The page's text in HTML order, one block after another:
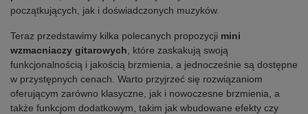
początkujących, jak i doświadczonych muzyków.
Teraz przedstawimy kilka polecanych propozycji mini
wzmacniaczy gitarowych , które zaskakują swoją
funkcjonalnością i jakością brzmienia, a jednocześnie są dostępne
w przystępnych cenach. Warto przyjrzeć się rozwiązaniom
oferującym zarówno klasyczne, jak i nowoczesne brzmienia, a
także funkcjom dodatkowym, takim jak wbudowane efekty czy